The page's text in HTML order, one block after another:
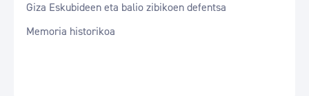
Giza Eskubideen eta balio zibikoen defentsa
Memoria historikoa